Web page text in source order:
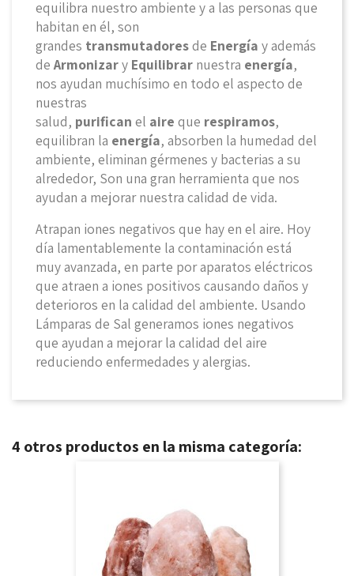
equilibra nuestro ambiente y a las personas que
habitan en él, son
grandes transmutadoresde Energía y además
deArmonizary Equilibrar nuestra energía,
nos ayudan muchísimo en todo el aspecto de
nuestras
salud, purifican el aire que respiramos,
equilibran la energía, absorben la humedad del
ambiente, eliminan gérmenes y bacterias a su
alrededor, Son una gran herramienta que nos
ayudan a mejorar nuestra calidad de vida.
Atrapan iones negativos que hay en el aire. Hoy
día lamentablemente la contaminación está
muy avanzada, en parte por aparatos eléctricos
que atraen a iones positivos causando daños y
deterioros en la calidad del ambiente. Usando
Lámparas de Sal generamos iones negativos
que ayudan a mejorar la calidad del aire
reduciendo enfermedades y alergias.
4 otros productos en la misma categoría: